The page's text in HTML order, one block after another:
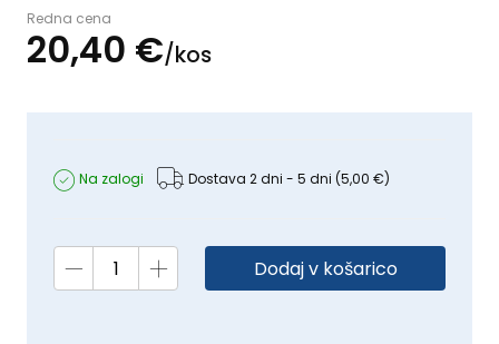
Redna cena
20,40 €/kos
Na zalogi Dostava 2 dni - 5 dni (5,00 €)
Dodaj v košarico